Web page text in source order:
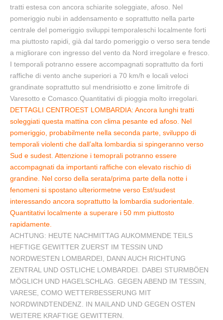
tratti estesa con ancora schiarite soleggiate, afoso. Nel
pomeriggio nubi in addensamento e soprattutto nella parte
centrale del pomeriggio sviluppi temporaleschi localmente forti
ma piuttosto rapidi, già dal tardo pomeriggio o verso sera tende
a migliorare con ingresso del vento da Nord irregolare e fresco.
I temporali potranno essere accompagnati soprattutto da forti
raffiche di vento anche superiori a 70 km/h e locali veloci
grandinate soprattutto sul mendrisiotto e zone limitrofe di
Varesotto e Comasco.Quantitativi di pioggia molto irregolari.
DETTAGLI CENTROEST LOMBARDIA: Ancora lunghi tratti
soleggiati questa mattina con clima pesante ed afoso. Nel
pomeriggio, probabilmente nella seconda parte, sviluppo di
temporali violenti che dall’alta lombardia si spingeranno verso
Sud e sudest. Attenzione i temoprali potranno essere
accompagnati da importanti raffiche con elevato rischio di
grandine. Nel corso della serata/prima parte della notte i
fenomeni si spostano ulteriormetne verso Est/sudest
interessando ancora soprattutto la lombardia sudorientale.
Quantitativi localmente a superare i 50 mm piuttosto
rapidamente.
ACHTUNG: HEUTE NACHMITTAG AUKOMMENDE TEILS
HEFTIGE GEWITTER ZUERST IM TESSIN UND
NORDWESTEN LOMBARDEI, DANN AUCH RICHTUNG
ZENTRAL UND OSTLICHE LOMBARDEI. DABEI STURMBÖEN
MÖGLICH UND HAGELSCHLAG. GEGEN ABEND IM TESSIN,
VARESE, COMO WETTERBESSERUNG MIT
NORDWINDTENDENZ. IN MAILAND UND GEGEN OSTEN
WEITERE KRAFTIGE GEWITTERN.